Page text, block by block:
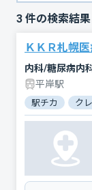
3 件の検索結果
ＫＫＲ札幌
平岸駅
駅チカ ク